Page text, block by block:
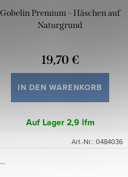
Gobelin Premium – Häschen auf
Naturgrund
19,70 €
IN DEN WARENKORB
Auf Lager2,9 lfm
Art.-Nr.: 0484036